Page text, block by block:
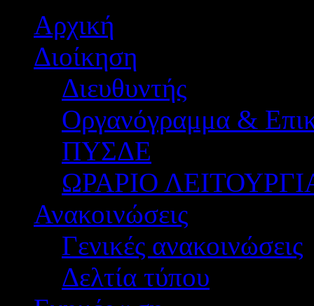
Αρχική
Διοίκηση
Διευθυντής
Οργανόγραμμα &
ΠΥΣΔΕ
ΩΡΑΡΙΟ
Ανακοινώσεις
Γενικές ανακοινώσεις
Δελτία τύπου